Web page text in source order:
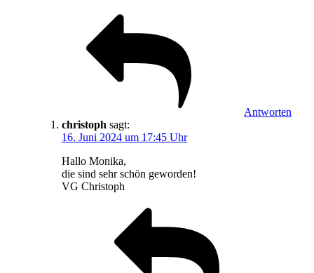
Antworten
christoph sagt:
16. Juni 2024 um 17:45 Uhr
Hallo Monika,
die sind sehr schön geworden!
VG Christoph